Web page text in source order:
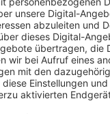
Laut
plötzlich
verletzt,
Beide